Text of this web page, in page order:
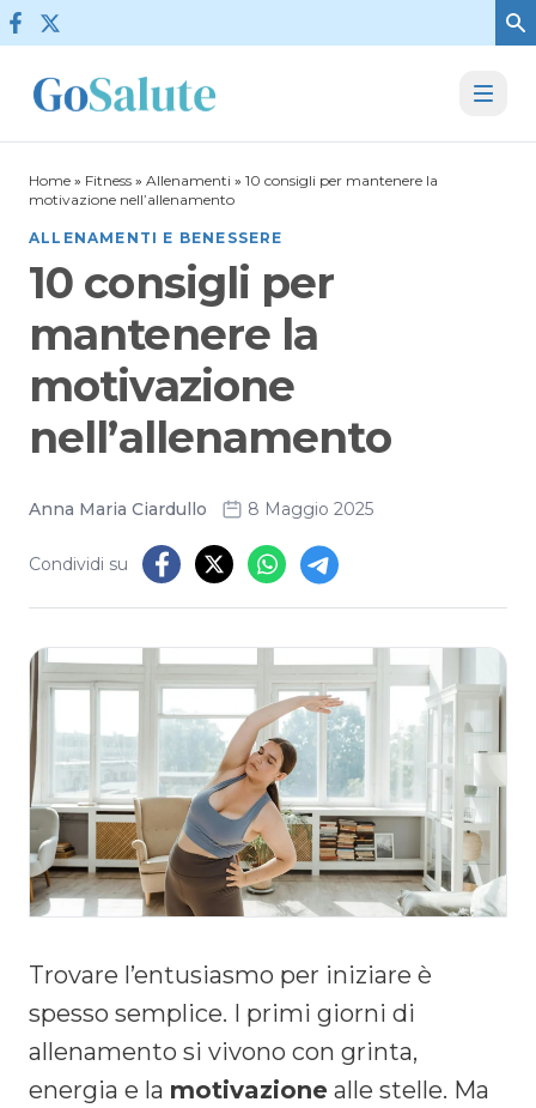
Vai al contenuto
Home » Fitness » Allenamenti » 10 consigli per mantenere la
motivazione nell’allenamento
ALLENAMENTI E BENESSERE
10 consigli per
mantenere la
motivazione
nell’allenamento
Anna Maria Ciardullo 8 Maggio 2025
Condividi su
Trovare l’entusiasmo per iniziare è
spesso semplice. I primi giorni di
allenamento si vivono con grinta,
energia e la motivazione alle stelle. Ma